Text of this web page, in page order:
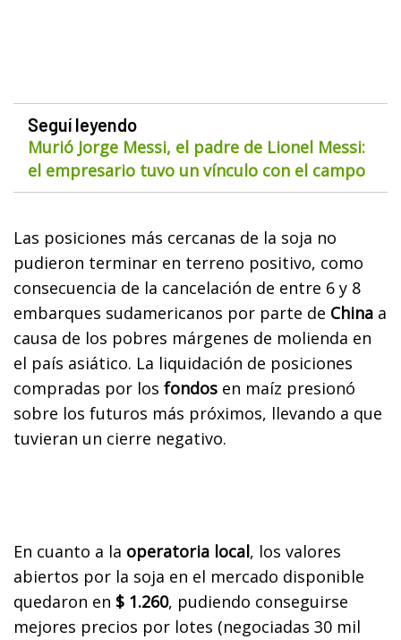
Seguí leyendo
Murió Jorge Messi, el padre de Lionel Messi:
el empresario tuvo un vínculo con el campo
Las posiciones más cercanas de la soja no
pudieron terminar en terreno positivo, como
consecuencia de la cancelación de entre 6 y 8
embarques sudamericanos por parte de China a
causa de los pobres márgenes de molienda en
el país asiático. La liquidación de posiciones
compradas por los fondos en maíz presionó
sobre los futuros más próximos, llevando a que
tuvieran un cierre negativo.
En cuanto a la operatoria local, los valores
abiertos por la soja en el mercado disponible
quedaron en $ 1.260, pudiendo conseguirse
mejores precios por lotes (negociadas 30 mil